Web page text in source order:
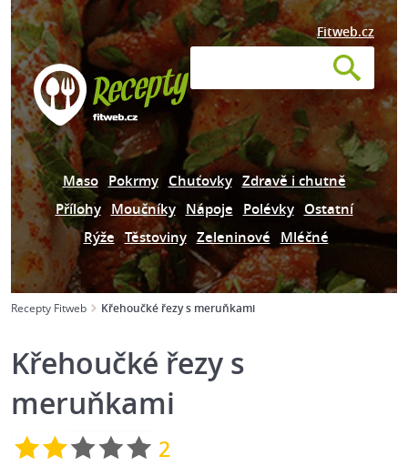
Fitweb.cz
Maso Pokrmy Chuťovky Zdravě i chutně
Přílohy Moučníky Nápoje Polévky Ostatní
Rýže Těstoviny Zeleninové Mléčné
Recepty Fitweb Křehoučké řezy s meruňkami
Křehoučké řezy s
meruňkami
2